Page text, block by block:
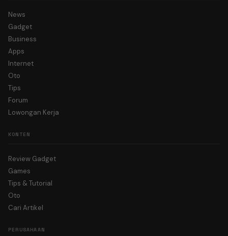
News
Gadget
Business
Apps
Internet
Oto
Tips
Forum
Lowongan Kerja
KONTEN
Review Gadget
Games
Tips & Tutorial
Oto
Cari Artikel
PERUSAHAAN